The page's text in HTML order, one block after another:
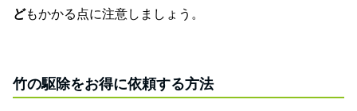
どもかかる点に注意しましょう。
竹の駆除をお得に依頼する方法